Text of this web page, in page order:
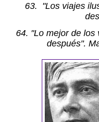
63.
"Los viajes
64. "Lo mejor de los
después".